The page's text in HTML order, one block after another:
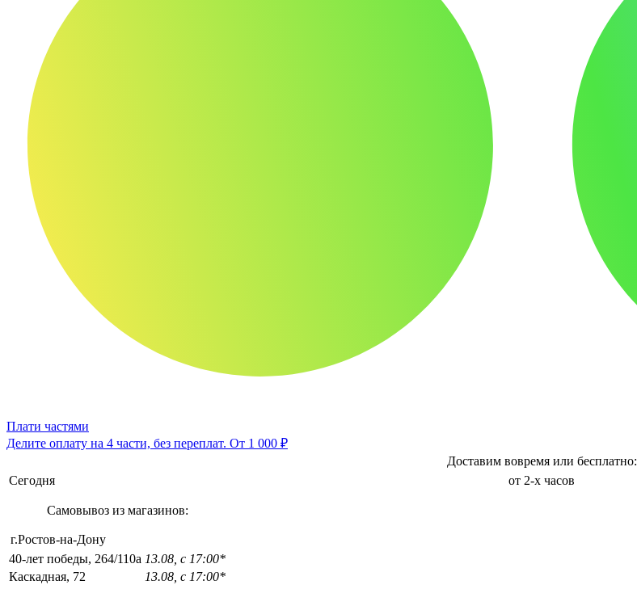
Плати частями
Делите оплату на 4 части, без переплат. От 1 000 ₽
Доставим вовремя или бесплатно:
Сегодня
от 2-х часов
Самовывоз из магазинов:
г.Ростов-на-Дону
40-лет победы, 264/110а 13.08, с 17:00*
Каскадная, 72
13.08, с 17:00*